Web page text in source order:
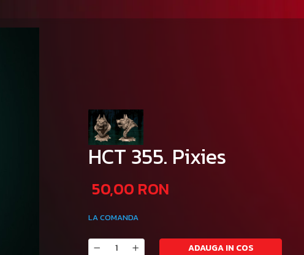
HCT 355. Pixies
50,00 RON
LA COMANDA
ADAUGA IN COS